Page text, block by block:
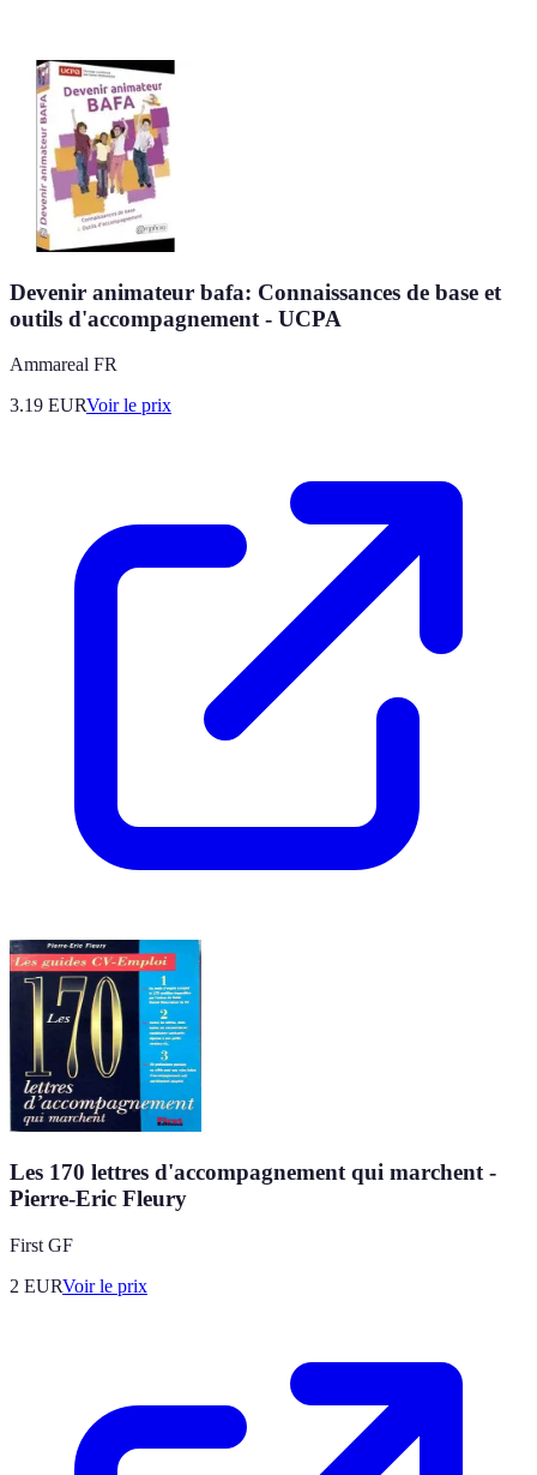
Devenir animateur bafa: Connaissances de base et
outils d'accompagnement - UCPA
Ammareal FR
3.19 EURVoir le prix
Les 170 lettres d'accompagnement qui marchent -
Pierre-Eric Fleury
First GF
2 EURVoir le prix